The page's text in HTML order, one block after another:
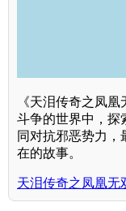
《天泪传奇之凤
斗争的世界中，探
同对抗邪恶势力，
在的故事。
天泪传奇之凤凰无